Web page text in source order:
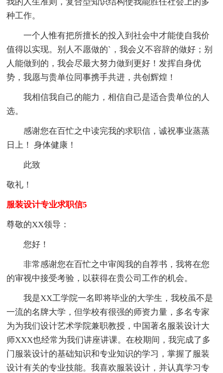
种工作。
一个人惟有把所擅长的投入到社会中才能使自我价
值得以实现。别人不愿做的`，我会义不容辞的做好；别
人能做到的，我会尽最大努力做到更好！发挥自身优
势，我愿与贵单位同事携手共进，共创辉煌！
我相信我自己的能力，相信自己是适合贵单位的人
选。
感谢您在百忙之中读完我的求职信，诚祝事业蒸蒸
日上！ 身体健康！
此致
敬礼！
服装设计专业求职信5
尊敬的XX领导：
您好！
非常感谢您在百忙之中审阅我的自荐书，我将在您
的审视中接受考验，以获得在贵公司工作的机会。
我是XX工学院一名即将毕业的大学生，我校虽不是
一流的名牌大学，但学校有很强的师资力量，多名专家
为为我们设计艺术学院兼职教授，中国著名服装设计大
师XXX也经常为我们讲座讲课。在校期间，我完成了多
门服装设计的基础知识和专业知识的学习，掌握了服装
设计有关的专业技能。我喜欢服装设计，并认真学习专